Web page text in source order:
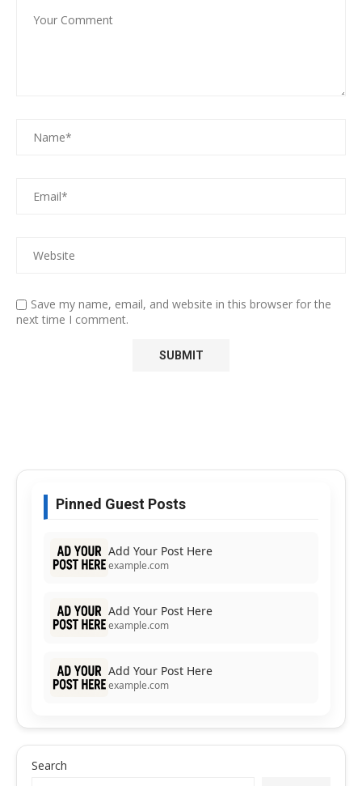
Save my name, email, and website in this browser for the
next time I comment.
Pinned Guest Posts
Add Your Post Here
example.com
Add Your Post Here
example.com
Add Your Post Here
example.com
Search